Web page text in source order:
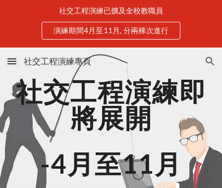
社交工程演練已擴及全校教職員
演練期間4月至11月, 分兩梯次進行
社交工程演練專頁
社交工程演練即
將展開
-4月至11月